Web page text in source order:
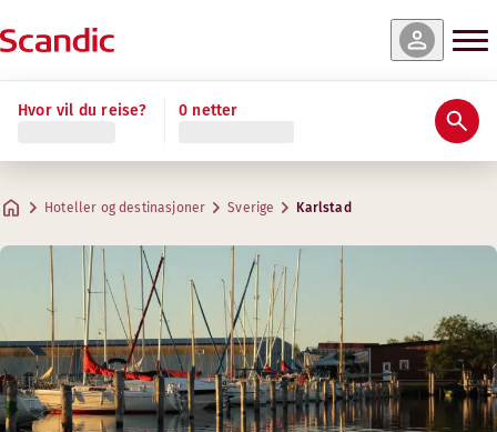
Hvor vil du reise? 0 netter
Hoteller og destinasjoner Sverige Karlstad